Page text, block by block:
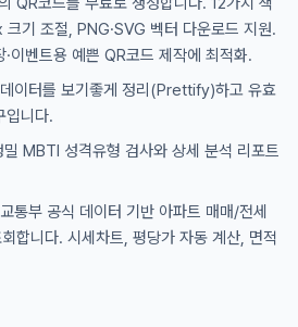
기 조절, PNG·SVG 벡터 다운로드 지원.
·이벤트용 예쁜 QR코드 제작에 최적화.
이터를 보기좋게 정리(Prettify)하고 유효
입니다.
MBTI 성격유형 검사와 상세 분석 리포트
통부 공식 데이터 기반 아파트 매매/전세
합니다. 시세차트, 평당가 자동 계산, 면적